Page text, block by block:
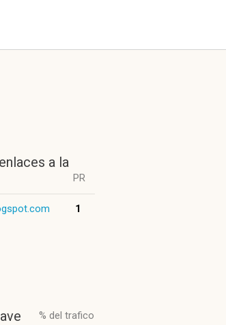
a la
PR
1
% del trafico